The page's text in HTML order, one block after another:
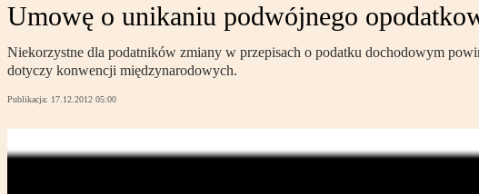
Umowę o unikaniu podwójnego
Niekorzystne dla podatników zmiany w przepisach o podatku dochodowym
dotyczy konwencji międzynarodowych.
Publikacja: 17.12.2012 05:00